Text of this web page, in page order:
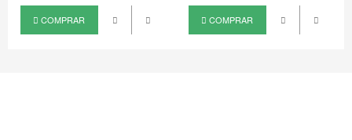
COMPRAR COMPRAR